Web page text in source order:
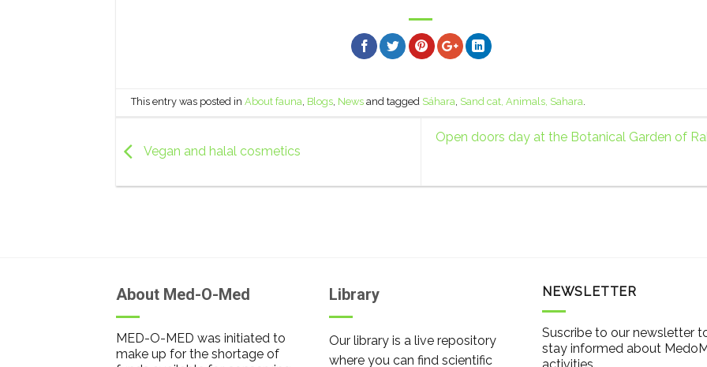
This entry was posted inAbout fauna, Blogs, News and tagged Sáhara, Sand cat, Animals, Sahara.
Vegan and halal cosmetics
Open doors day at the Botanical Garden of
About Med-O-Med
MED-O-MED was initiated to
make up for the shortage of
Library
Our library is a live repository
where you can find scientific
NEWSLETTER
Suscribe to our newsletter
stay informed about